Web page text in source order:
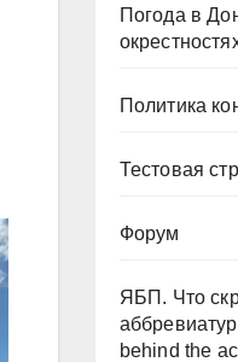
Погода в
Политика
Тестовая
Форум
ЯБП. Что
behind the